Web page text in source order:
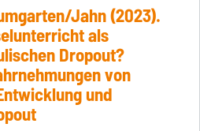
Jahn (2023).
als
Dropout?
von
und